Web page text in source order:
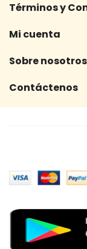
Términos y
Mi cuenta
Sobre nosotros
Contáctenos